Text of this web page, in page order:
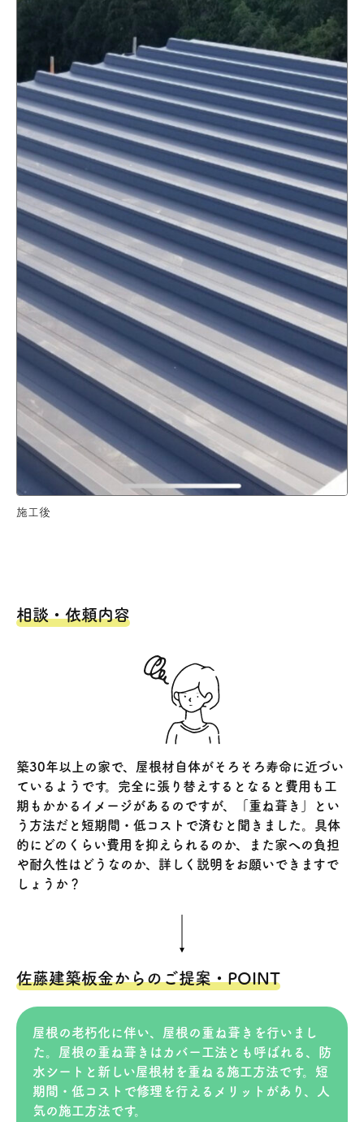
施工後
相談・依頼内容
築30年以上の家で、屋根材自体がそろそろ寿命に近づい
ているようです。完全に張り替えするとなると費用も工
期もかかるイメージがあるのですが、「重ね葺き」とい
う方法だと短期間・低コストで済むと聞きました。具体
的にどのくらい費用を抑えられるのか、また家への負担
や耐久性はどうなのか、詳しく説明をお願いできますで
しょうか？
佐藤建築板金からのご提案・POINT
屋根の老朽化に伴い、屋根の重ね葺きを行いまし
た。屋根の重ね葺きはカバー工法とも呼ばれる、防
水シートと新しい屋根材を重ねる施工方法です。短
期間・低コストで修理を行えるメリットがあり、人
気の施工方法です。